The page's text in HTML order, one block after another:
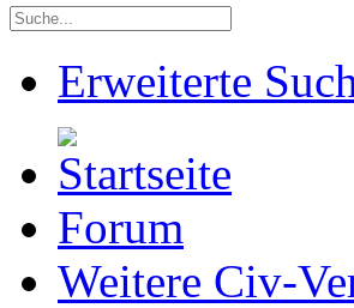
Erweiterte
Forum
Weitere Civ-